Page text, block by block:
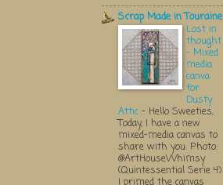
Scrap Made in Touraine
Lost in
thought
- Mixed
media
canva
for
Dusty
Attic - Hello Sweeties,
Today, I have a new
mixed-media canvas to
share with you. Photo:
@ArtHouseWhimsy
(Quintessential Serie 4)